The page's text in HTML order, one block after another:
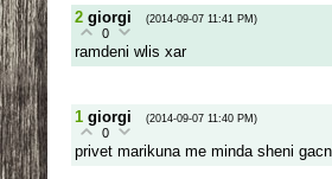
2 giorgi (2014-09-07 11:41 PM)
0
ramdeni wlis xar
1 giorgi (2014-09-07 11:40 PM)
0
privet marikuna me minda sheni